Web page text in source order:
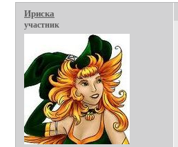
Ириска
участник